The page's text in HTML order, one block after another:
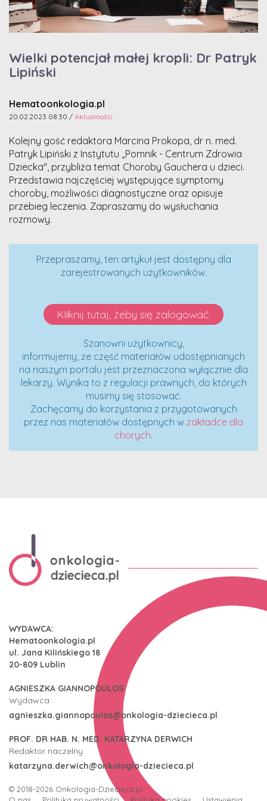
Wielki potencjał małej kropli: Dr Patryk
Lipiński
Hematoonkologia.pl
20.02.2023 08:30 / Aktualności
Kolejny gość redaktora Marcina Prokopa, dr n. med.
Patryk Lipiński z Instytutu „Pomnik - Centrum Zdrowia
Dziecka", przybliża temat Choroby Gauchera u dzieci.
Przedstawia najczęściej występujące symptomy
choroby, możliwości diagnostyczne oraz opisuje
przebieg leczenia. Zapraszamy do wysłuchania
rozmowy.
Przepraszamy, ten artykuł jest dostępny dla
zarejestrowanych użytkowników.
Kliknij tutaj, żeby się zalogować.
Szanowni użytkownicy,
informujemy, że część materiałów udostępnianych
na naszym portalu jest przeznaczona wyłącznie dla
lekarzy. Wynika to z regulacji prawnych, do których
musimy się stosować.
Zachęcamy do korzystania z przygotowanych
przez nas materiałów dostępnych w zakładce dla
chorych.
WYDAWCA:
Hematoonkologia.pl
ul. Jana Kilińskiego 18
20-809 Lublin
AGNIESZKA GIANNOPOULOS
Wydawca
agnieszka.giannopoulos@onkologia-dziecieca.pl
PROF. DR HAB. N. MED. KATARZYNA DERWICH
Redaktor naczelny
katarzyna.derwich@onkologia-dziecieca.pl
© 2018-2026 Onkologia-Dziecieca.pl